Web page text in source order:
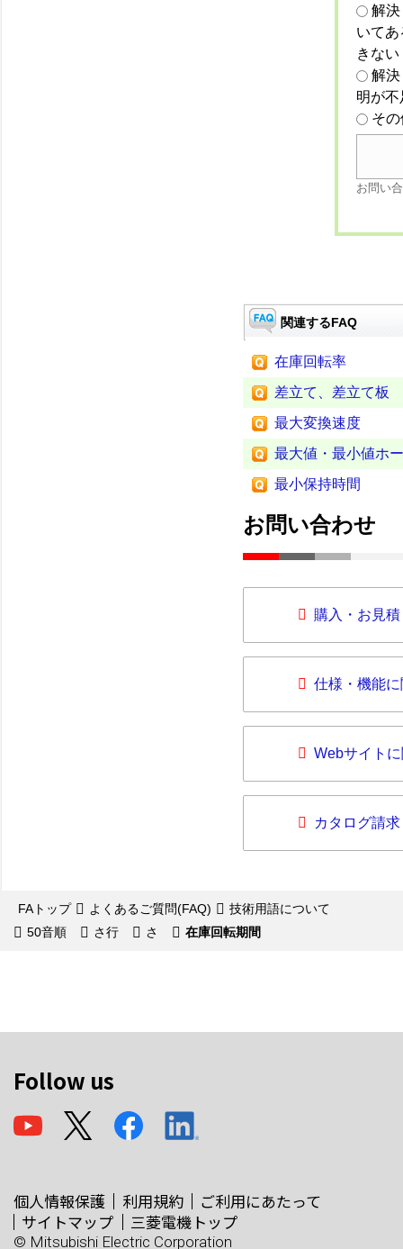
解
いて
きない
解
明が
そ
お問い
関連するFAQ
在庫回転率
差立て、差立て板
最大変換速度
最大値・最小値ホ
最小保持時間
お問い合わせ
購入・お見
仕様・機能
Webサイト
カタログ請求
FAトップ よくあるご質問(FAQ)
技術用語について
50音順
さ行 さ 在庫回転期間
Follow us
個人情報保護 利用規約
ご利用にあたって
サイトマップ
三菱電機トップ
© Mitsubishi Electric Corporation